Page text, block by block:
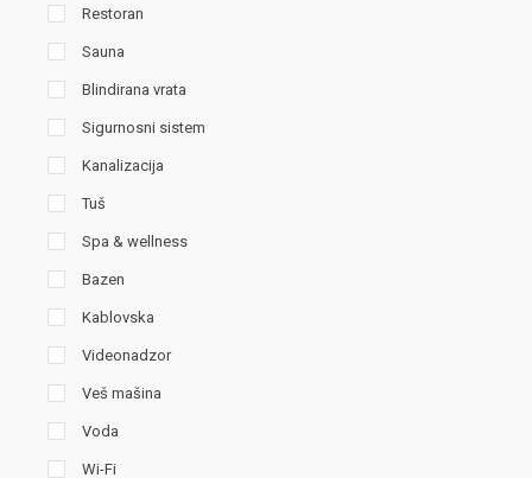
Restoran
Sauna
Blindirana vrata
Sigurnosni sistem
Kanalizacija
Tuš
Spa & wellness
Bazen
Kablovska
Videonadzor
Veš mašina
Voda
Wi-Fi